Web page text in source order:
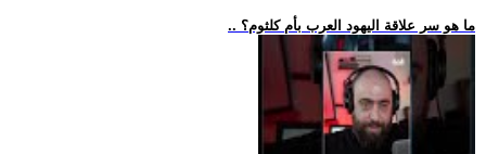
.. ما هو سر علاقة اليهود العرب بأم كلثوم؟